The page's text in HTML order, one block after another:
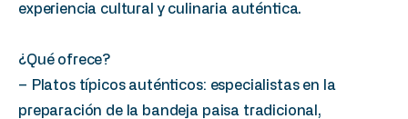
experiencia cultural y culinaria auténtica.
¿Qué ofrece?
– Platos típicos auténticos: especialistas en la
preparación de la bandeja paisa tradicional,